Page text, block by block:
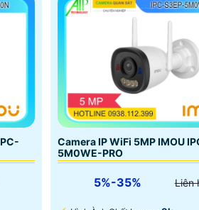
còi khi phát hiện có đối tượng
đến 6 tháng , giúp bạn sử dụng ở
sau bán hàng của thương hiệu
camera wifi.
Camera IP WiFi 5MP IMOU
5M0WE-PRO
5%-35% Liên